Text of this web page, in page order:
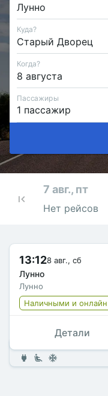
Куда?
Когда?
Пассажиры
7 авг., пт
Нет рейсов
13:128 авг., сб
Лунно
Лунно
Наличными и онлайн
Детали